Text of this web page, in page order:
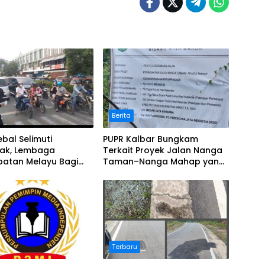
Selimuti
Lembaga
Melayu Bagi
Berita
PUPR Kalbar Bungkam
Terkait Proyek Jalan Nanga
Taman–Nanga Mahap yang
Terbaru